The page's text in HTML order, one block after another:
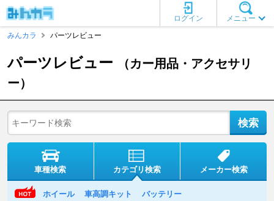
メニュー
ログイン
みんカラ
パーツレビュー
パーツレビュー
（カー用品・アクセサリ
ー）
車種検索 カテゴリ検索 メーカー検索
ホイール 車高調キット
バッテリー